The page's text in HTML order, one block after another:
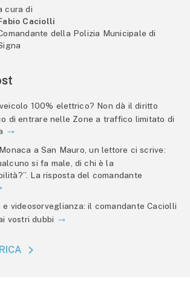
cura di
Caciolli
della Polizia Municipale di
100% elettrico? Non dà il diritto
di entrare nelle Zone a traffico limitato di
a San Mauro, un lettore ci scrive:
si fa male, di chi è la
La risposta del comandante
e videosorveglianza: il comandante Caciolli
vostri dubbi